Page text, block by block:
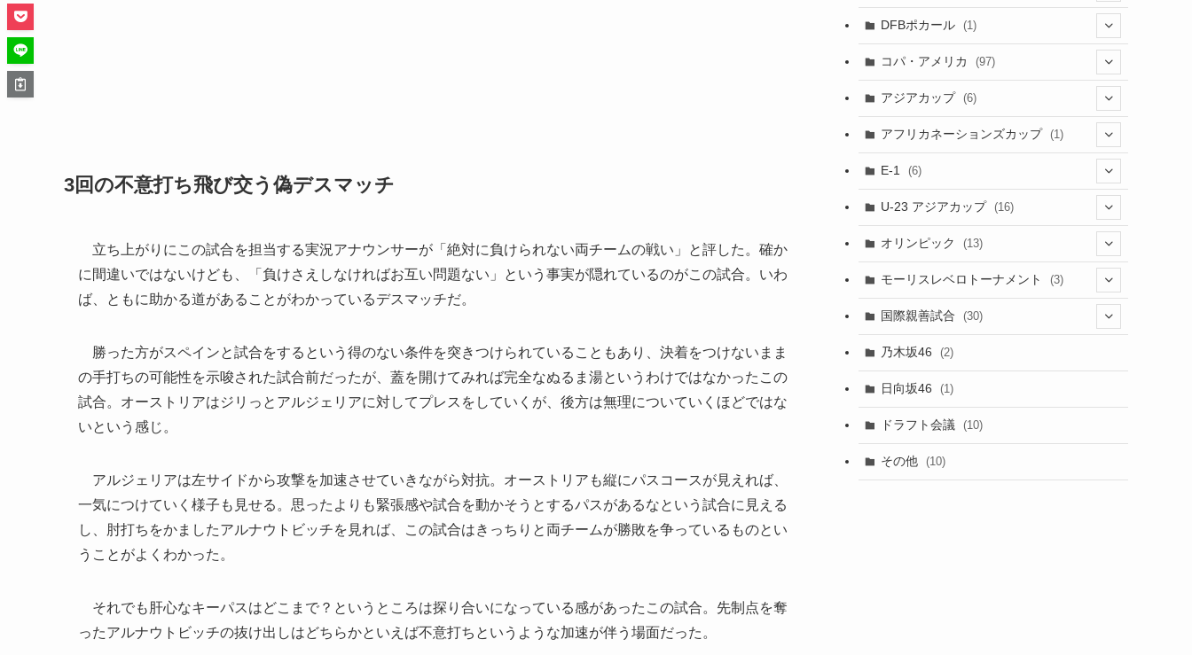
3回の不意打ち飛び交う偽デスマッチ
立ち上がりにこの試合を担当する実況アナウンサーが「絶対に負けられない両チームの戦い」と評した。確か
に間違いではないけども、「負けさえしなければお互い問題ない」という事実が隠れているのがこの試合。いわ
ば、ともに助かる道があることがわかっているデスマッチだ。
勝った方がスペインと試合をするという得のない条件を突きつけられていることもあり、決着をつけないまま
の手打ちの可能性を示唆された試合前だったが、蓋を開けてみれば完全なぬるま湯というわけではなかったこの
試合。オーストリアはジリっとアルジェリアに対してプレスをしていくが、後方は無理についていくほどではな
いという感じ。
アルジェリアは左サイドから攻撃を加速させていきながら対抗。オーストリアも縦にパスコースが見えれば、
一気につけていく様子も見せる。思ったよりも緊張感や試合を動かそうとするパスがあるなという試合に見える
し、肘打ちをかましたアルナウトビッチを見れば、この試合はきっちりと両チームが勝敗を争っているものとい
うことがよくわかった。
それでも肝心なキーパスはどこまで？というところは探り合いになっている感があったこの試合。先制点を奪
ったアルナウトビッチの抜け出しはどちらかといえば不意打ちというような加速が伴う場面だった。
DFBポカール (1)
コパ・アメリカ (97)
(32)
(48)
(7)
(11)
アジアカップ (6)
(5)
アフリカネーションズカップ (1)
E-1 (6)
(4)
(2)
U-23 アジアカップ (16)
(2)
オリンピック (13)
(8)
モーリスレベロトーナメント (3)
国際親善試合 (30)
(1)
(7)
乃木坂46 (2)
日向坂46 (1)
ドラフト会議 (10)
その他 (10)